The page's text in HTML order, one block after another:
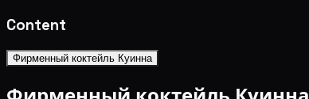
Content
Фирменный коктейль Куинна